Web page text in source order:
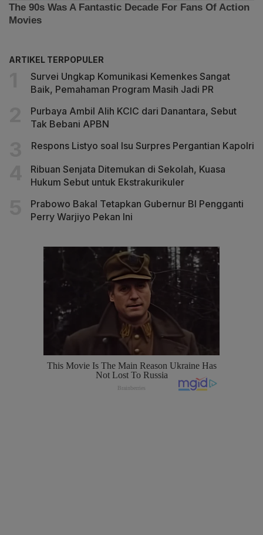
ARTIKEL TERPOPULER
Survei Ungkap Komunikasi Kemenkes Sangat
Baik, Pemahaman Program Masih Jadi PR
Purbaya Ambil Alih KCIC dari Danantara, Sebut
Tak Bebani APBN
Respons Listyo soal Isu Surpres Pergantian Kapolri
Ribuan Senjata Ditemukan di Sekolah, Kuasa
Hukum Sebut untuk Ekstrakurikuler
Prabowo Bakal Tetapkan Gubernur BI Pengganti
Perry Warjiyo Pekan Ini